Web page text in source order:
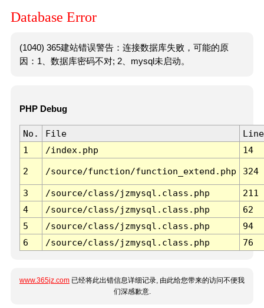
Database Error
(1040) 365建站错误警告：连接数据库失败，可能的原
因：1、数据库密码不对; 2、mysql未启动。
PHP Debug
No. File
Line
1
/index.php 14
2 /source/function/function_extend.php 324
3 /source/class/jzmysql.class.php
211
4
/source/class/jzmysql.class.php
62
5
/source/class/jzmysql.class.php
94
6
/source/class/jzmysql.class.php 76
www.365jz.com 已经将此出错信息详细记录, 由此给您带来的访问不便我
们深感歉意.